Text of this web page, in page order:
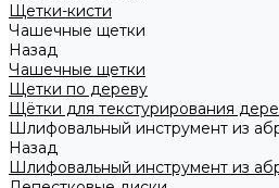
Щетки-кисти
Чашечные щетки
Назад
Чашечные щетки
Щетки по дереву
Щётки для текстурирования
Шлифовальный инструмент из
Назад
Шлифовальный инструмент из